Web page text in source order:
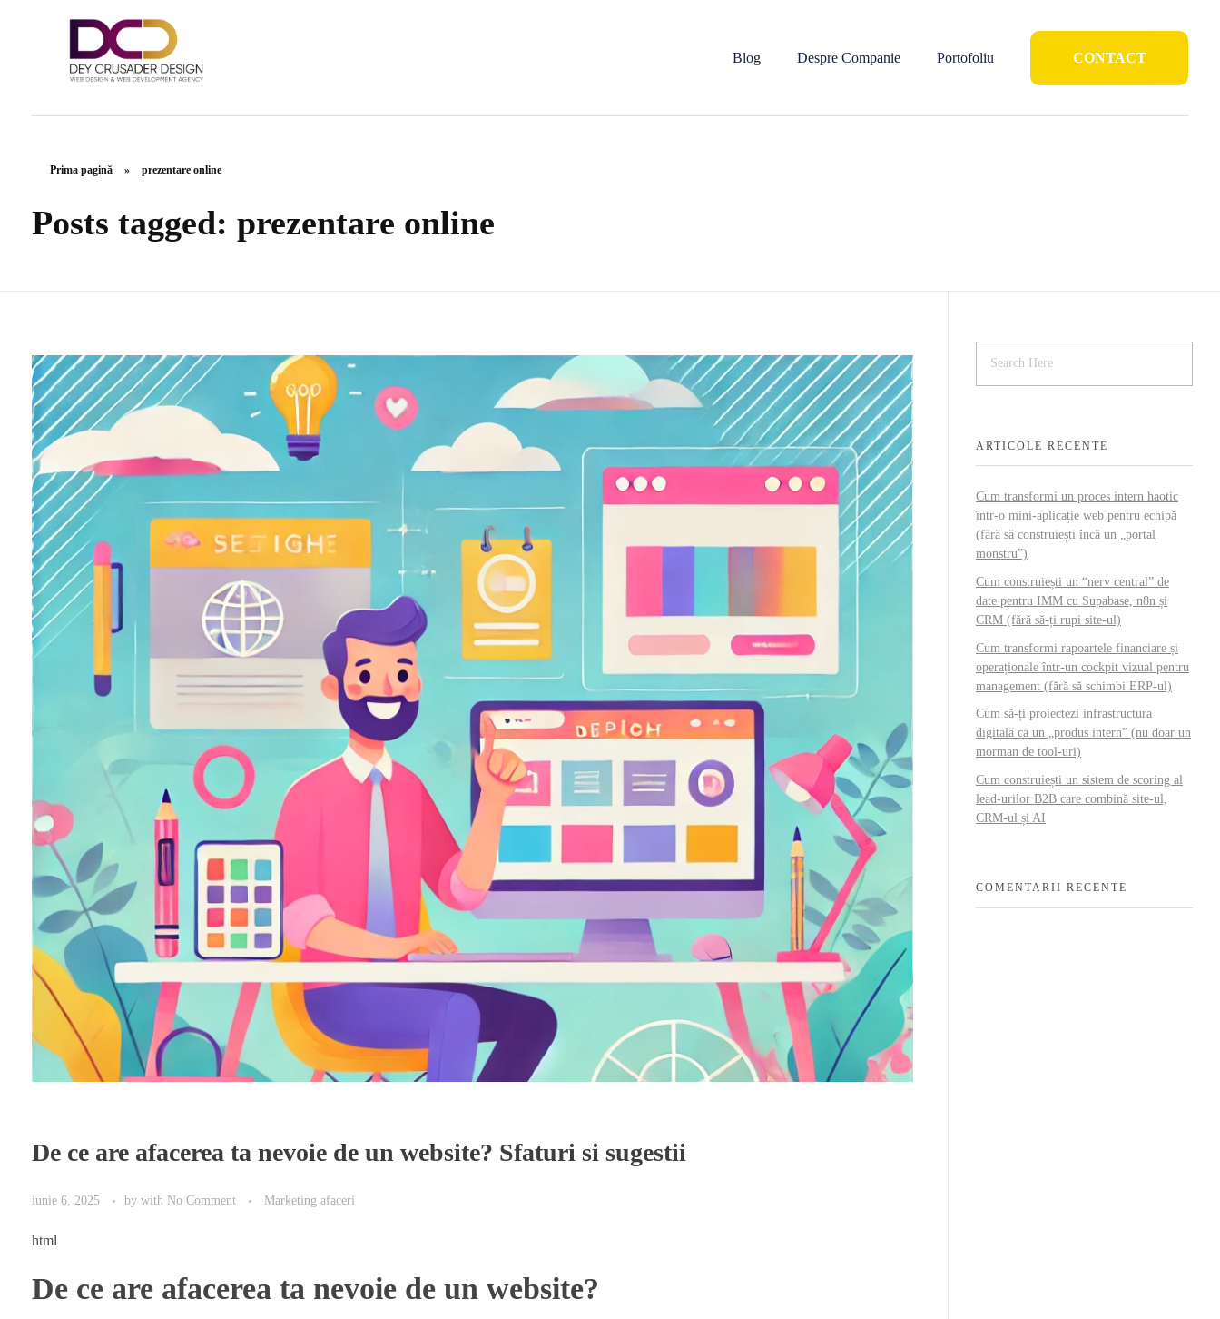
Blog Despre Companie Portofoliu CONTACT
Prima pagină » prezentare online
Posts tagged: prezentare online
De ce are afacerea ta nevoie de un website? Sfaturi si sugestii
iunie 6, 2025 by with No Comment Marketing afaceri
html
De ce are afacerea ta nevoie de un website?
ARTICOLE RECENTE
Cum transformi un proces intern haotic
într-o mini-aplicație web pentru echipă
(fără să construiești încă un „portal
monstru”)
Cum construiești un “nerv central” de
date pentru IMM cu Supabase, n8n și
CRM (fără să-ți rupi site-ul)
Cum transformi rapoartele financiare și
operaționale într-un cockpit vizual pentru
management (fără să schimbi ERP-ul)
Cum să-ți proiectezi infrastructura
digitală ca un „produs intern” (nu doar un
morman de tool-uri)
Cum construiești un sistem de scoring al
lead-urilor B2B care combină site-ul,
CRM-ul și AI
COMENTARII RECENTE